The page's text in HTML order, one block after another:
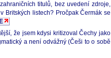
titulů, bez uvedení zdroje,
Britských listech? Pročpak Čermák se
že jsem kdysi kritizoval Čechy jako
a není odvážný (Češi to o sobě